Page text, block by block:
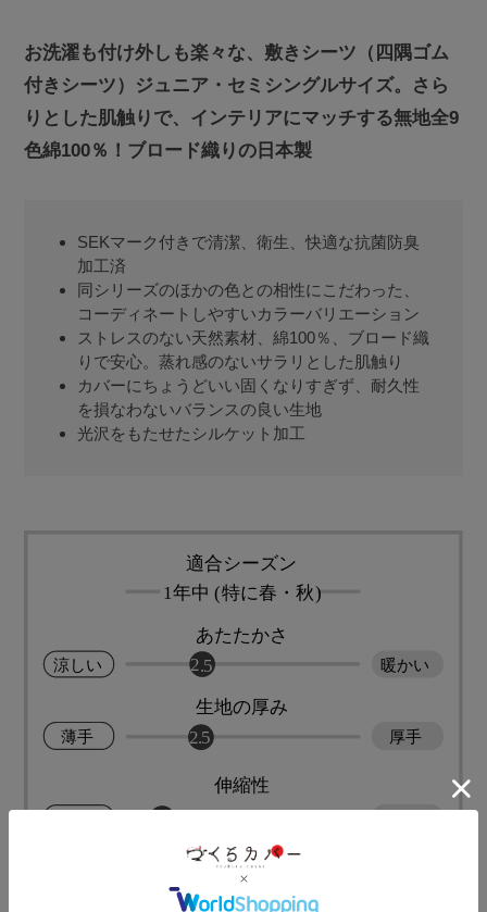
お洗濯も付け外しも楽々な、敷きシーツ（四隅ゴム
付きシーツ）ジュニア・セミシングルサイズ。さら
りとした肌触りで、インテリアにマッチする無地全9
色綿100％！ブロード織りの日本製
SEKマーク付きで清潔、衛生、快適な抗菌防臭
加工済
同シリーズのほかの色との相性にこだわった、
コーディネートしやすいカラーバリエーション
ストレスのない天然素材、綿100％、ブロード織
りで安心。蒸れ感のないサラリとした肌触り
カバーにちょうどいい固くなりすぎず、耐久性
を損なわないバランスの良い生地
光沢をもたせたシルケット加工